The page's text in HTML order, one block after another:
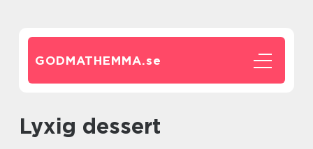
GODMATHEMMA.se
lyxig dessert